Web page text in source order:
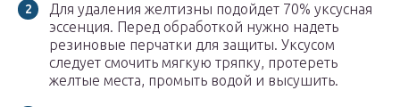
Для удаления желтизны подойдет 70% уксусная
эссенция. Перед обработкой нужно надеть
резиновые перчатки для защиты. Уксусом
следует смочить мягкую тряпку, протереть
желтые места, промыть водой и высушить.